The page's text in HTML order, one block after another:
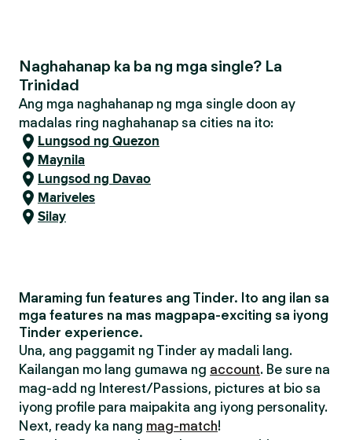
Naghahanap ka ba ng mga single? La
Trinidad
Ang mga naghahanap ng mga single doon ay
madalas ring naghahanap sa cities na ito:
Lungsod ng Quezon
Maynila
Lungsod ng Davao
Mariveles
Silay
Maraming fun features ang Tinder. Ito ang ilan sa
mga features na mas magpapa-exciting sa iyong
Tinder experience.
Una, ang paggamit ng Tinder ay madali lang.
Kailangan mo lang gumawa ng account. Be sure na
mag-add ng Interest/Passions, pictures at bio sa
iyong profile para maipakita ang iyong personality.
Next, ready ka nang mag-match!